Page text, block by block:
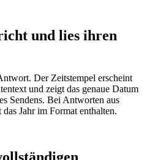
und lies ihren
Der Zeitstempel erscheint
und zeigt das genaue Datum
Sendens. Bei Antworten aus
Jahr im Format enthalten.